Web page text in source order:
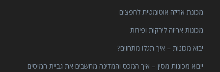
מכונת אריזה אוטומטית לחפצים
מכונות אריזה לירקות ופירות
יבוא מכונות – איך תגלו מתחזים?
ייבוא מכונות מסין – איך המכס והמדינה מחשבים את גביית המיסים